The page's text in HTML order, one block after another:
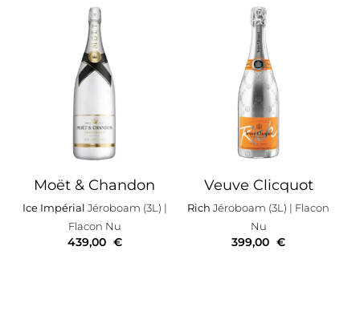
Moët & Chandon
Ice Impérial Jéroboam (3L) |
Flacon Nu
439,00 €
Veuve Clicquot
RichJéroboam (3L) | Flacon
Nu
399,00 €